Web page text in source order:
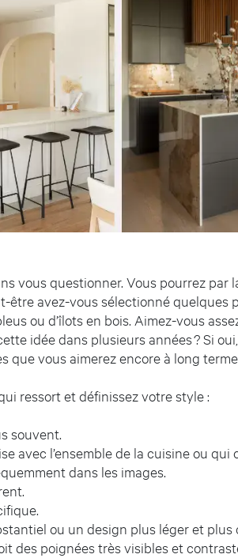
vous questionner. Vous pourrez par
être avez-vous sélectionné quelques
ou d’îlots en bois. Aimez-vous
idée dans plusieurs années ? Si
que vous aimerez encore à long
ressort et définissez votre style :
souvent.
avec l’ensemble de la cuisine ou qui
dans les images.
ou un design plus léger et plus
des poignées très visibles et